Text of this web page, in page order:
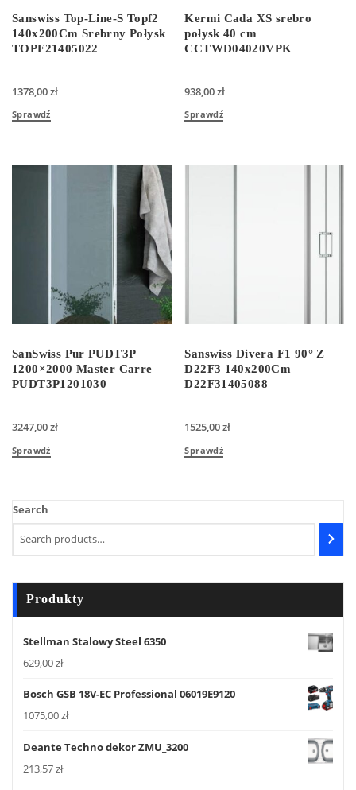
Sanswiss Top-Line-S Topf2
140x200Cm Srebrny Połysk
TOPF21405022
1378,00zł
Sprawdź
Kermi Cada XS srebro
połysk 40 cm
CCTWD04020VPK
938,00zł
Sprawdź
SanSwiss Pur PUDT3P
1200×2000 Master Carre
PUDT3P1201030
3247,00zł
Sprawdź
Sanswiss Divera F1 90° Z
D22F3 140x200Cm
D22F31405088
1525,00zł
Sprawdź
Search
Produkty
Stellman Stalowy Steel 6350
629,00zł
Bosch GSB 18V-EC Professional 06019E9120
1075,00zł
Deante Techno dekor ZMU_3200
213,57zł